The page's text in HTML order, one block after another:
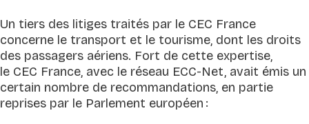
Un tiers des litiges traités par le CEC France
concerne le transport et le tourisme, dont les droits
des passagers aériens. Fort de cette expertise,
le CEC France, avec le réseau ECC-Net, avait émis un
certain nombre de recommandations, en partie
reprises par le Parlement européen :